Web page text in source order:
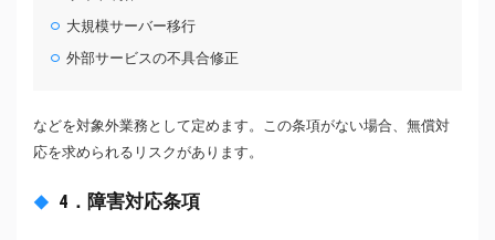
大規模サーバー移行
外部サービスの不具合修正
などを対象外業務として定めます。この条項がない場合、無償対
応を求められるリスクがあります。
4．障害対応条項